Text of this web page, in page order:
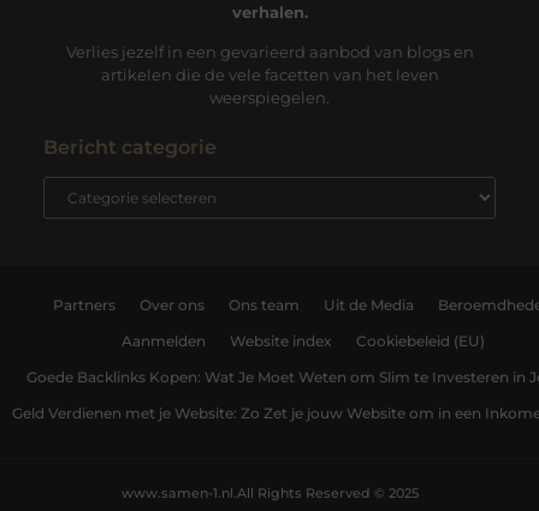
verhalen.
Verlies jezelf in een gevarieerd aanbod van blogs en
artikelen die de vele facetten van het leven
weerspiegelen.
Bericht categorie
Partners Over ons Ons team Uit de Media
Aanmelden Website index Cookiebeleid (EU)
Goede Backlinks Kopen: Wat Je Moet Weten om Slim te Investeren in
Geld Verdienen met je Website: Zo Zet je jouw Website om in een
All Rights Reserved © 2025
www.samen-1.nl.